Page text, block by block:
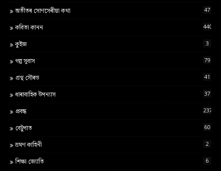
অতীতৰ সোণসেৰীয়া কথা 47
কবিতা কানন 440
কুইজ 3
গল্প সুবাস 79
গ্ৰন্থ স‍ৌৰভ 41
ধাৰাবাহিক উপন্যাস 37
প্ৰবন্ধ 237
বেটুপাত 60
ভ্ৰমণ কাহিনী 2
শ‍িক্ষা জ্য‍োত‍ি 6